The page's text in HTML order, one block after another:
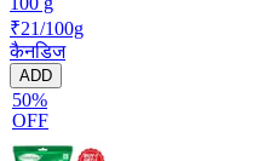
₹21/100g
कैनडिज
ADD
50%
OFF